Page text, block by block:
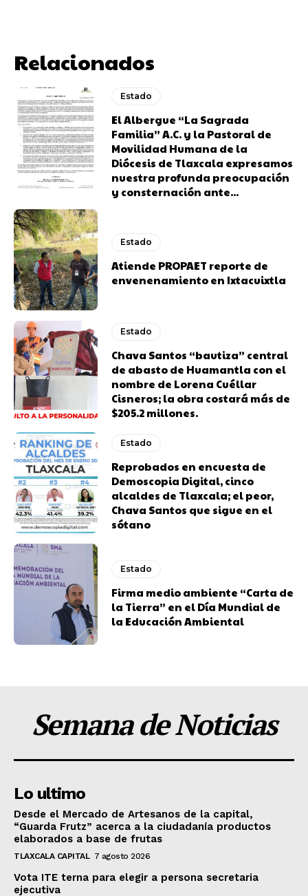
Relacionados
Estado
El Albergue “La Sagrada
Familia” A.C. y la Pastoral de
Movilidad Humana de la
Diócesis de Tlaxcala expresamos
nuestra profunda preocupación
y consternación ante...
Estado
Atiende PROPAET reporte de
envenenamiento en Ixtacuixtla
Estado
Chava Santos “bautiza” central
de abasto de Huamantla con el
nombre de Lorena Cuéllar
Cisneros; la obra costará más de
$205.2 millones.
Estado
Reprobados en encuesta de
Demoscopia Digital, cinco
alcaldes de Tlaxcala; el peor,
Chava Santos que sigue en el
sótano
Estado
Firma medio ambiente “Carta de
la Tierra” en el Día Mundial de
la Educación Ambiental
Semana de Noticias
Lo ultimo
Desde el Mercado de Artesanos de la capital,
“Guarda Frutz” acerca a la ciudadanía productos
elaborados a base de frutas
TLAXCALA CAPITAL 7 agosto 2026
Vota ITE terna para elegir a persona secretaria
ejecutiva